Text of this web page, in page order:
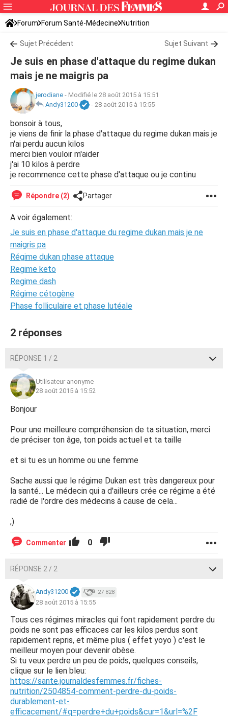
Forum Forum Santé-Médecine Nutrition
Régimes alimentaires
Sujet Précédent Sujet Suivant
Je suis en phase d'attaque du regime dukan
mais je ne maigris pa
jerodiane - Modifié le 28 août 2015 à 15:51
Andy31200
- 28 août 2015 à 15:55
bonsoir à tous,
je viens de finir la phase d'attaque du regime dukan mais je
n'ai perdu aucun kilos
merci bien vouloir m'aider
j'ai 10 kilos à perdre
je recommence cette phase d'attaque ou je continu
Répondre (2) Partager
A voir également:
Je suis en phase d'attaque du regime dukan mais je ne
maigris pa
Régime dukan phase attaque
Regime keto
Regime dash
Régime cétogène
Phase folliculaire et phase lutéale
2 réponses
RÉPONSE 1 / 2
Utilisateur anonyme
28 août 2015 à 15:52
Bonjour
Pour une meilleure compréhension de ta situation, merci
de préciser ton âge, ton poids actuel et ta taille
et si tu es un homme ou une femme
Sache aussi que le régime Dukan est très dangereux pour
la santé... Le médecin qui a d'ailleurs crée ce régime a été
radié de l'ordre des médecins à cause de cela...
;)
Commenter 0
RÉPONSE 2 / 2
Andy31200 27 828
28 août 2015 à 15:55
Tous ces régimes miracles qui font rapidement perdre du
poids ne sont pas efficaces car les kilos perdus sont
rapidement repris, et même plus ( effet yoyo ) c'est le
meilleur moyen pour devenir obèse.
Si tu veux perdre un peu de poids, quelques conseils,
clique sur le lien bleu:
https://sante.journaldesfemmes.fr/fiches-
nutrition/2504854-comment-perdre-du-poids-
durablement-et-
efficacement/#q=perdre+du+poids&cur=1&url=%2F